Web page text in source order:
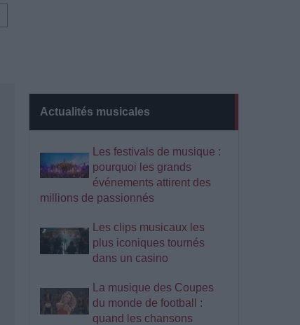
Actualités musicales
Les festivals de musique :
pourquoi les grands
événements attirent des
millions de passionnés
Les clips musicaux les
plus iconiques tournés
dans un casino
La musique des Coupes
du monde de football :
quand les chansons